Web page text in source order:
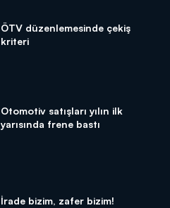
ÖTV düzenlemesinde çekiş
kriteri
Otomotiv satışları yılın ilk
yarısında frene bastı
İrade bizim, zafer bizim!